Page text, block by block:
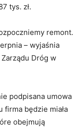
tys. zł.
remont.
– wyjaśnia
Dróg w
podpisana umowa
firma będzie miała
obejmują